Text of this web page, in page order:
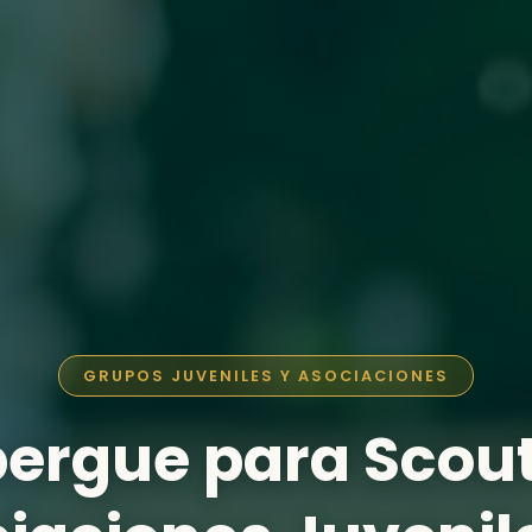
GRUPOS JUVENILES Y ASOCIACIONES
para